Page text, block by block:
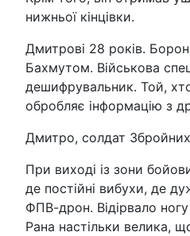
нижньої кінцівки.
Дмитрові 28 років.
Бахмутом. Військова
дешифрувальник. Той,
обробляє інформацію з
Дмитро, солдат
При виході із зони
де постійні вибухи, де
ФПВ-дрон. Відірвало
Рана настільки велика,